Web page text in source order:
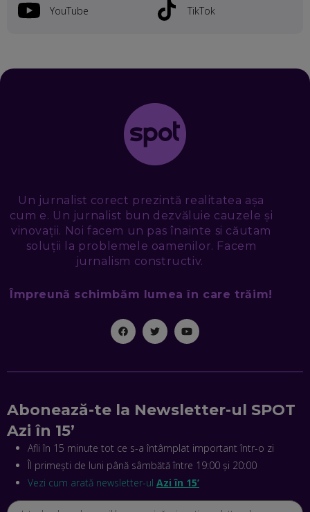
ROBERT GRAUR, FOMO: SPEAKERUL PE SCENĂ, INVITATUL
EP. 51
PARTICIPANȚII LA DEZBATERILE DE PE REȚELE SOCIALE
ȚIPĂ, CU FEȚELE ACOPERITE. CUM ÎNVĂȚĂM SĂ DISCUTĂM
ȘI SĂ DECIDEM
CRISTIAN CHINA BIRTA, KOOPERATIVA 2.0: CUM ÎȚI FACI
EP. 49
TUDOR MIHĂILESCU, FRESHFUL BY EMAG: MAGAZINUL
VIITORULUI NU ARE TRILIOANE DE PRODUSE. DAR ARE
EXACT CE ÎȚI DOREȘTI
EP. 48
EDUARD DUMITRAȘCU, ASOCIAȚIA ROMÂNĂ PENTRU
PUȘCĂ” LA NOI. ÎN CE DEȘERT SE CONSTRUIEȘTE CEL MAI
MARE „ORAȘ COGNITIV” DIN ISTORIE
EP. 46
MIHAI CEPOI, JOBFUL: SCHIMBĂM MODUL ÎN CARE APLICI
LA JOB! CUM DEMONSTREZI ABILITĂȚI ȘI CÂȘTIGI PREMII
YouTube
TikTok
Un jurnalist corect prezintă realitatea așa
cum e. Un jurnalist bun dezvăluie cauzele și
vinovații. Noi facem un pas înainte si căutam
soluții la problemele oamenilor. Facem
jurnalism constructiv.
Împreună schimbăm lumea în care trăim!
Abonează-te la Newsletter-ul SPOT
Azi în 15’
Afli în 15 minute tot ce s-a întâmplat important într-o zi
Îl primești de luni până sâmbătă între 19:00 și 20:00
Vezi cum arată newsletter-ul Azi în 15’